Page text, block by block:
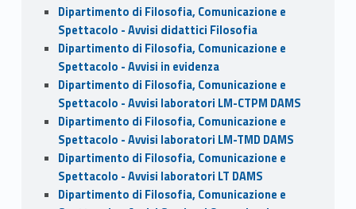
Dipartimento di Filosofia, Comunicazione e
Spettacolo - Avvisi didattici Filosofia
Dipartimento di Filosofia, Comunicazione e
Spettacolo - Avvisi in evidenza
Dipartimento di Filosofia, Comunicazione e
Spettacolo - Avvisi laboratori LM-CTPM DAMS
Dipartimento di Filosofia, Comunicazione e
Spettacolo - Avvisi laboratori LM-TMD DAMS
Dipartimento di Filosofia, Comunicazione e
Spettacolo - Avvisi laboratori LT DAMS
Dipartimento di Filosofia, Comunicazione e